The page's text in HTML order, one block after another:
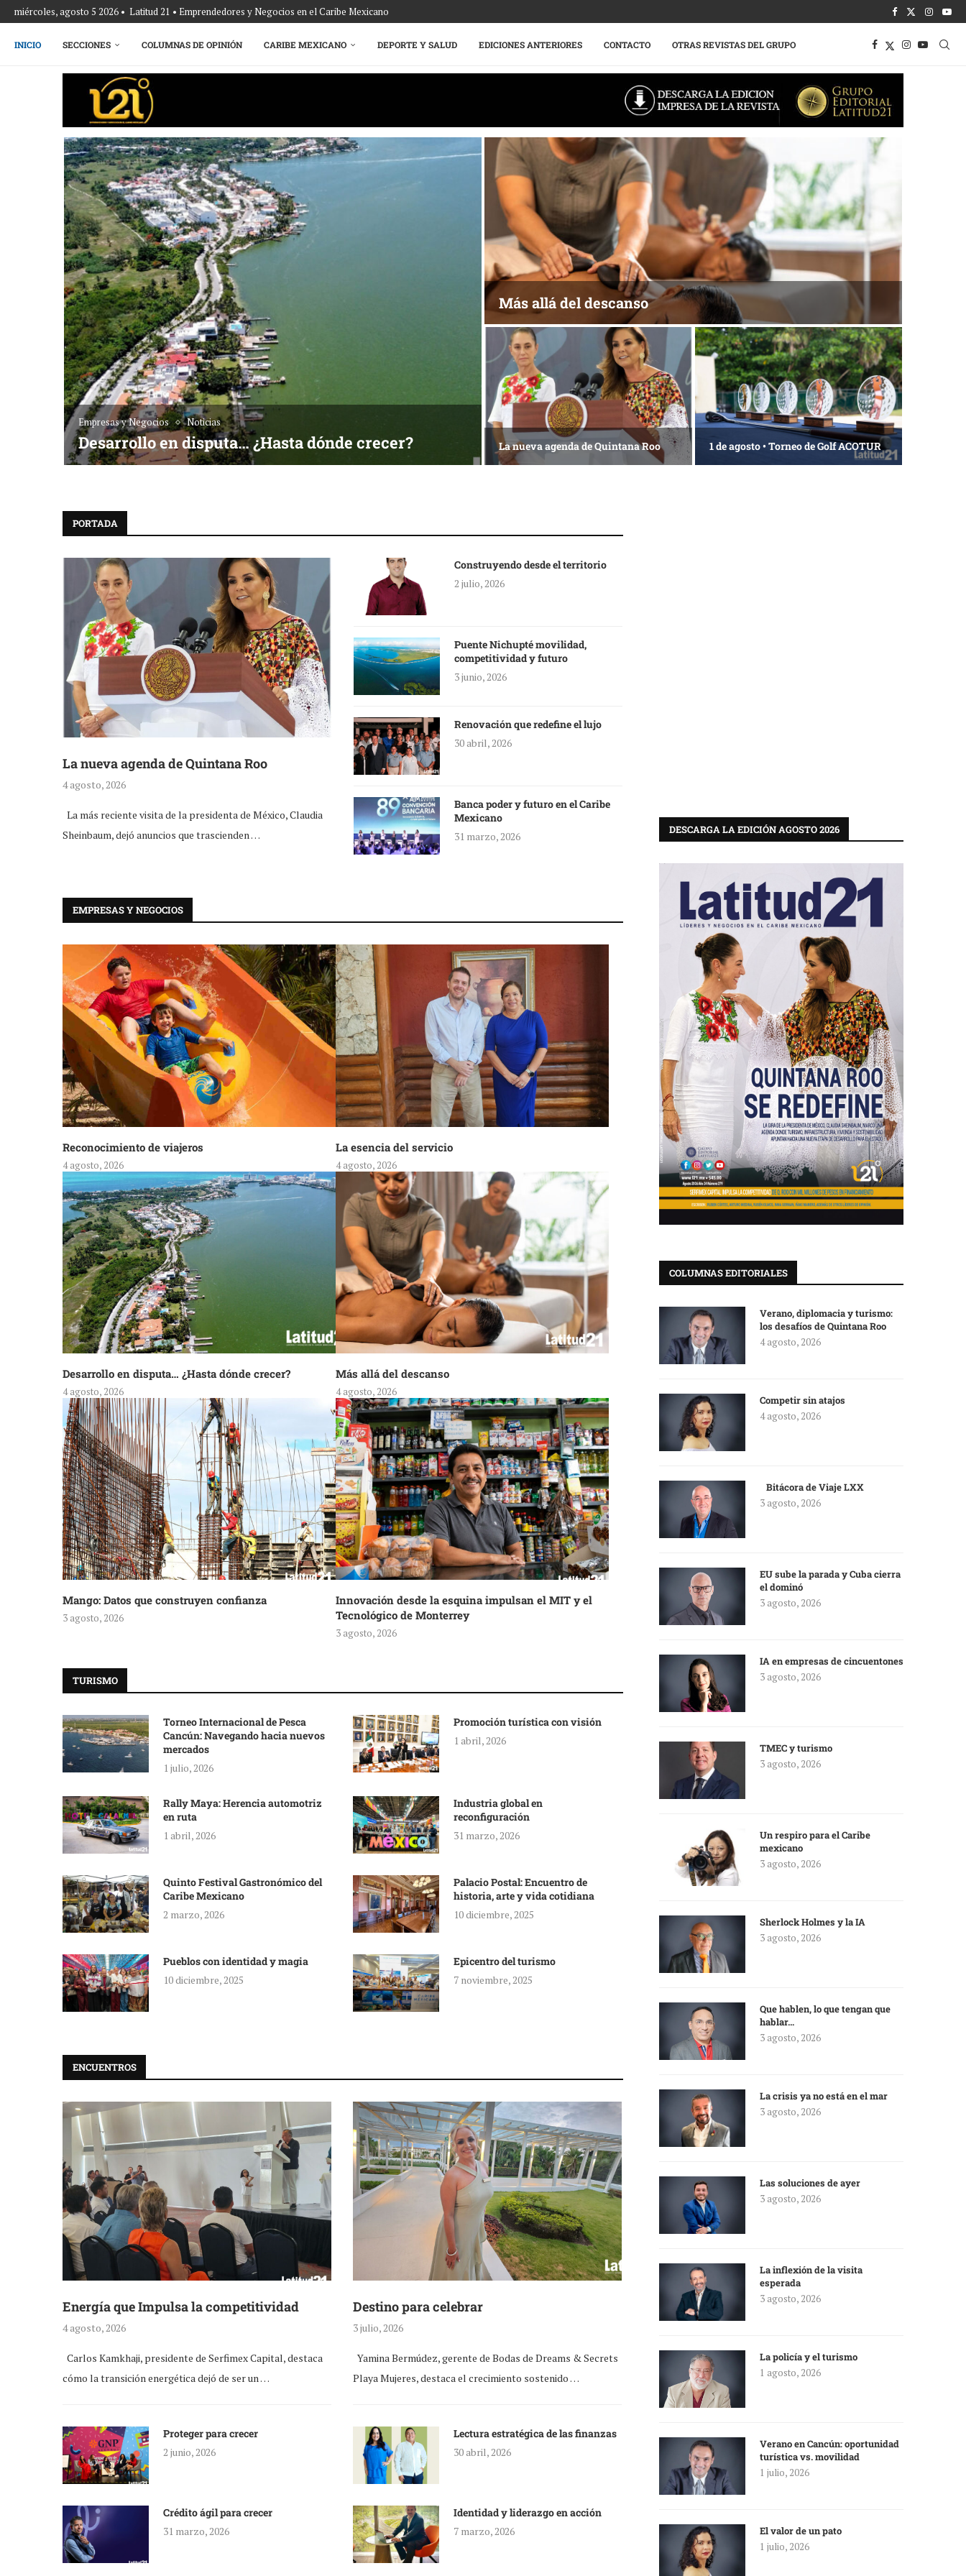
miércoles, agosto 5 2026 • Latitud 21 • Emprendedores y Negocios en el Caribe Mexicano
INICIO SECCIONES COLUMNAS DE OPINIÓN CARIBE MEXICANO DEPORTE Y SALUD EDICIONES ANTERIORES CONTACTO OTRAS REVISTAS DEL GRUPO
Empresas y Negocios Noticias
Desarrollo en disputa… ¿Hasta dónde crecer?
Más allá del descanso
La nueva agenda de Quintana Roo 1 de agosto • Torneo de Golf ACOTUR
PORTADA
La nueva agenda de Quintana Roo
4 agosto, 2026
La más reciente visita de la presidenta de México, Claudia
Sheinbaum, dejó anuncios que trascienden …
Construyendo desde el territorio
2 julio, 2026
Puente Nichupté movilidad,
competitividad y futuro
3 junio, 2026
Renovación que redefine el lujo
30 abril, 2026
Banca poder y futuro en el Caribe
Mexicano
31 marzo, 2026
EMPRESAS Y NEGOCIOS
Reconocimiento de viajeros
4 agosto, 2026
La esencia del servicio
4 agosto, 2026
Desarrollo en disputa… ¿Hasta dónde crecer?
4 agosto, 2026
Más allá del descanso
4 agosto, 2026
Mango: Datos que construyen confianza
3 agosto, 2026
Innovación desde la esquina impulsan el MIT y el
Tecnológico de Monterrey
3 agosto, 2026
TURISMO
Torneo Internacional de Pesca
Cancún: Navegando hacia nuevos
mercados
1 julio, 2026
Promoción turística con visión
1 abril, 2026
Rally Maya: Herencia automotriz
en ruta
1 abril, 2026
Industria global en
reconfiguración
31 marzo, 2026
Quinto Festival Gastronómico del
Caribe Mexicano
2 marzo, 2026
Palacio Postal: Encuentro de
historia, arte y vida cotidiana
10 diciembre, 2025
Pueblos con identidad y magia
10 diciembre, 2025
Epicentro del turismo
7 noviembre, 2025
ENCUENTROS
Energía que Impulsa la competitividad
4 agosto, 2026
Carlos Kamkhaji, presidente de Serfimex Capital, destaca
cómo la transición energética dejó de ser un …
Destino para celebrar
3 julio, 2026
Yamina Bermúdez, gerente de Bodas de Dreams & Secrets
Playa Mujeres, destaca el crecimiento sostenido …
Proteger para crecer
2 junio, 2026
Lectura estratégica de las finanzas
30 abril, 2026
Crédito ágil para crecer
31 marzo, 2026
Identidad y liderazgo en acción
7 marzo, 2026
DESCARGA LA EDICIÓN AGOSTO 2026
COLUMNAS EDITORIALES
Verano, diplomacia y turismo:
los desafíos de Quintana Roo
4 agosto, 2026
Competir sin atajos
4 agosto, 2026
Bitácora de Viaje LXX
3 agosto, 2026
EU sube la parada y Cuba cierra
el dominó
3 agosto, 2026
IA en empresas de cincuentones
3 agosto, 2026
TMEC y turismo
3 agosto, 2026
Un respiro para el Caribe
mexicano
3 agosto, 2026
Sherlock Holmes y la IA
3 agosto, 2026
Que hablen, lo que tengan que
hablar…
3 agosto, 2026
La crisis ya no está en el mar
3 agosto, 2026
Las soluciones de ayer
3 agosto, 2026
La inflexión de la visita
esperada
3 agosto, 2026
La policía y el turismo
1 agosto, 2026
Verano en Cancún: oportunidad
turística vs. movilidad
1 julio, 2026
El valor de un pato
1 julio, 2026